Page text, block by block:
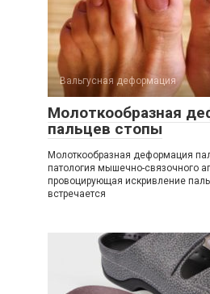
Вальгусная деформация
Молоткообразная
пальцев стопы
Молоткообразная деформация
патология мышечно-связочного
провоцирующая искривление
встречается